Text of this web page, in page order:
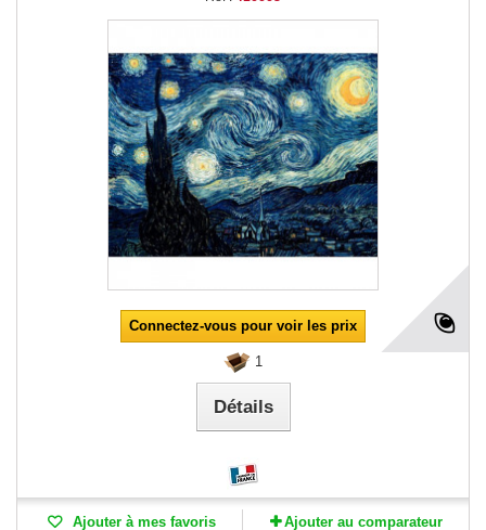
Connectez-vous pour voir les prix
1
Détails
Ajouter à mes favoris Ajouter au comparateur